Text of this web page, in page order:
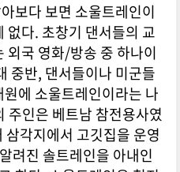
보다 보면 소울트레인이
없다. 초창기 댄서들의 교
외국 영화/방송 중 하나이
중반, 댄서들이나 미군들
에 소울트레인이라는 나
주인은 베트남 참전용사였
각지에서 고깃집을 운영
려진 솔트레인을 아내인